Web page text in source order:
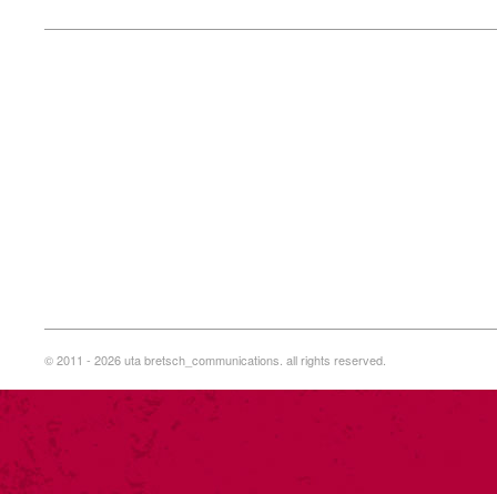
© 2011 - 2026 uta bretsch_communications. all rights reserved.